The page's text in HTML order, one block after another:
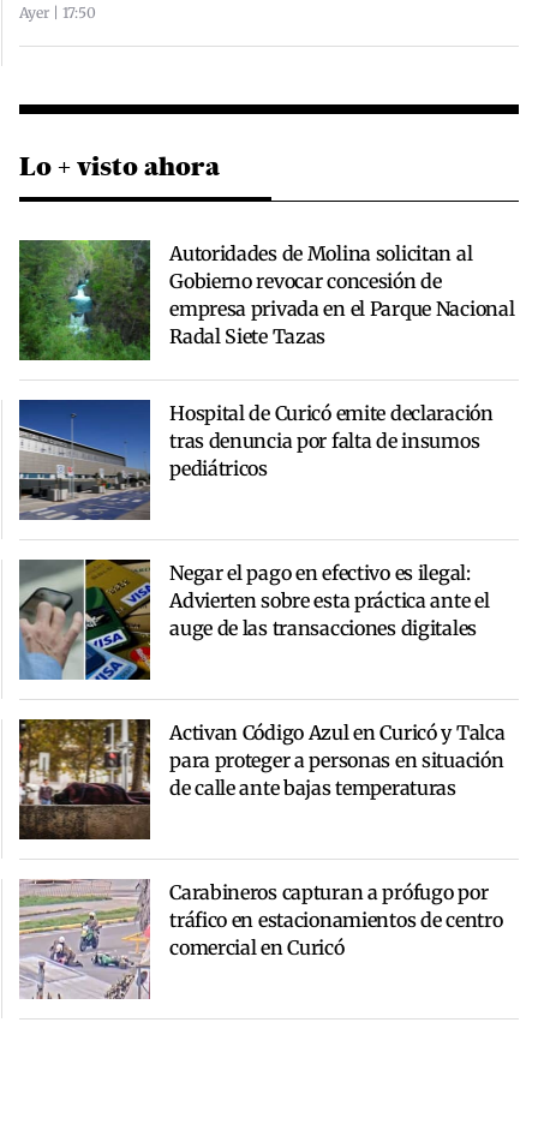
Ayer | 17:50
Lo + visto ahora
Autoridades de Molina solicitan al
Gobierno revocar concesión de
empresa privada en el Parque Nacional
Radal Siete Tazas
Hospital de Curicó emite declaración
tras denuncia por falta de insumos
pediátricos
Negar el pago en efectivo es ilegal:
Advierten sobre esta práctica ante el
auge de las transacciones digitales
Activan Código Azul en Curicó y Talca
para proteger a personas en situación
de calle ante bajas temperaturas
Carabineros capturan a prófugo por
tráfico en estacionamientos de centro
comercial en Curicó